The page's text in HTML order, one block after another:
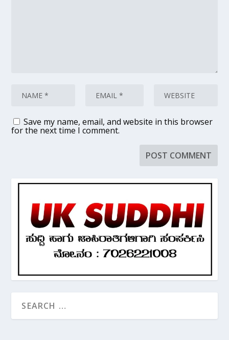
Save my name, email, and website in this browser
for the next time I comment.